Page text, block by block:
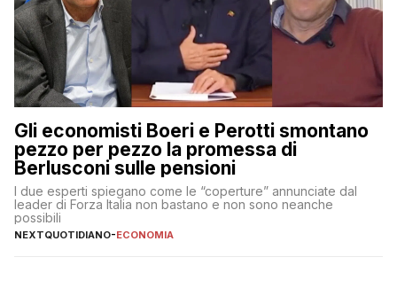
Gli economisti Boeri e Perotti smontano
pezzo per pezzo la promessa di
Berlusconi sulle pensioni
I due esperti spiegano come le “coperture” annunciate dal
leader di Forza Italia non bastano e non sono neanche
possibili
NEXTQUOTIDIANO-ECONOMIA